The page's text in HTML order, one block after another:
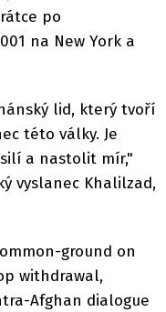
po
na New York a
lid, který tvoří
této války. Je
a nastolit mír,"
vyslanec Khalilzad,
ground on
withdrawal,
Afghan dialogue